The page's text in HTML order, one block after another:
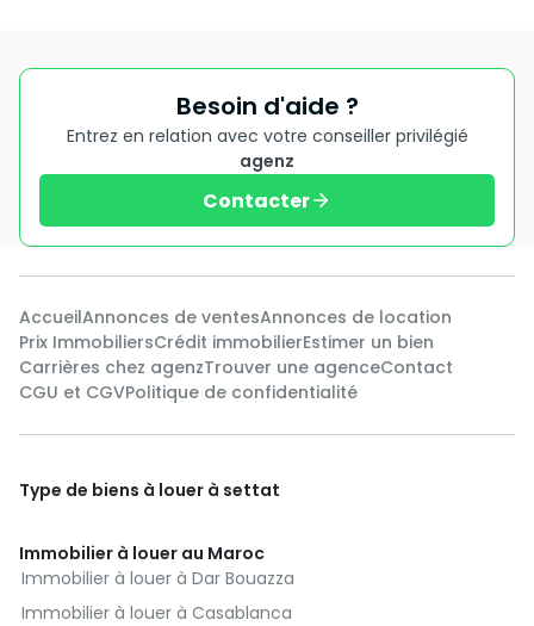
Besoin d'aide ?
Entrez en relation avec votre conseiller privilégié
agenz
Contacter
AccueilAnnonces de ventesAnnonces de location
Prix ImmobiliersCrédit immobilierEstimer un bien
Carrières chez agenzTrouver une agenceContact
CGU et CGVPolitique de confidentialité
Type de biens à louer à settat
Immobilier à louer au Maroc
Immobilier à louer à Dar Bouazza
Immobilier à louer à Casablanca